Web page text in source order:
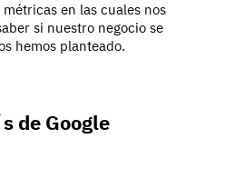
en las cuales nos
si nuestro negocio se
hemos planteado.
de Google